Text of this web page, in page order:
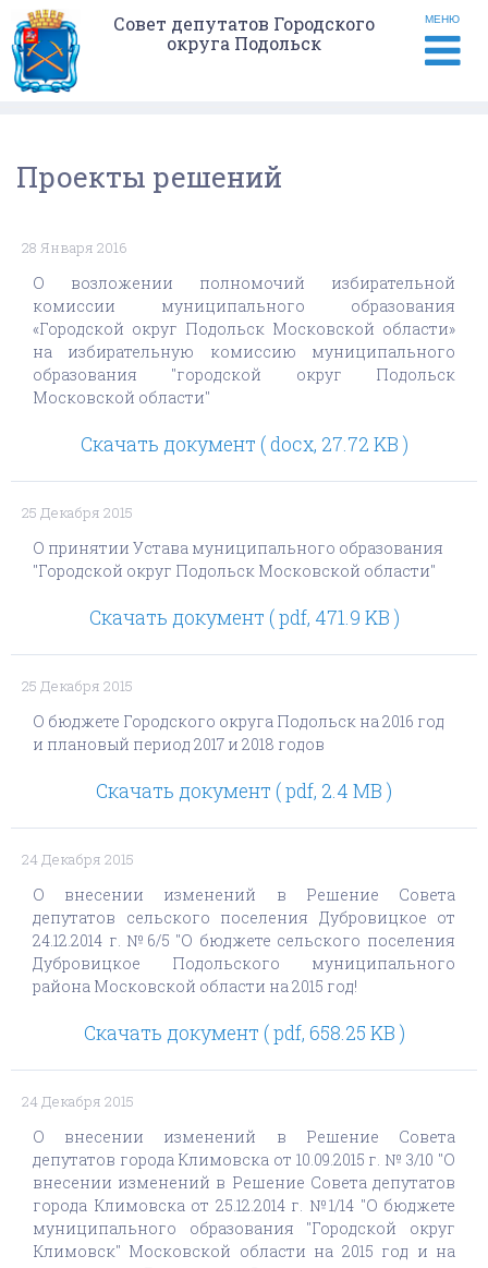
Совет депутатов Городского
округа Подольск
МЕНЮ
Проекты решений
28 Января 2016
О возложении полномочий избирательной
комиссии муниципального образования
«Городской округ Подольск Московской области»
на избирательную комиссию муниципального
образования "городской округ Подольск
Московской области"
Скачать документ ( docx, 27.72 KB )
25 Декабря 2015
О принятии Устава муниципального образования
"Городской округ Подольск Московской области"
Скачать документ ( pdf, 471.9 KB )
25 Декабря 2015
О бюджете Городского округа Подольск на 2016 год
и плановый период 2017 и 2018 годов
Скачать документ ( pdf, 2.4 MB )
24 Декабря 2015
О внесении изменений в Решение Совета
депутатов сельского поселения Дубровицкое от
24.12.2014 г. №6/5 "О бюджете сельского поселения
Дубровицкое Подольского муниципального
района Московской области на 2015 год!
Скачать документ ( pdf, 658.25 KB )
24 Декабря 2015
О внесении изменений в Решение Совета
депутатов города Климовска от 10.09.2015 г. № 3/10 "О
внесении изменений в Решение Совета депутатов
города Климовска от 25.12.2014 г. №1/14 "О бюджете
муниципального образования "Городской округ
Климовск" Московской области на 2015 год и на